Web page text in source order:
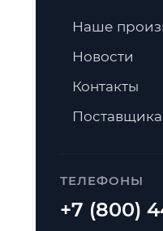
ТЕЛЕФОНЫ
Наше
Новости
Контакты